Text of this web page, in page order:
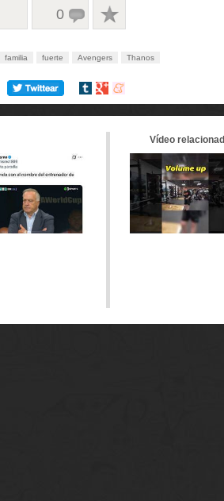
0
familia fuerte Avengers Thanos
Compartir
Compartir
Compartir
Vídeo